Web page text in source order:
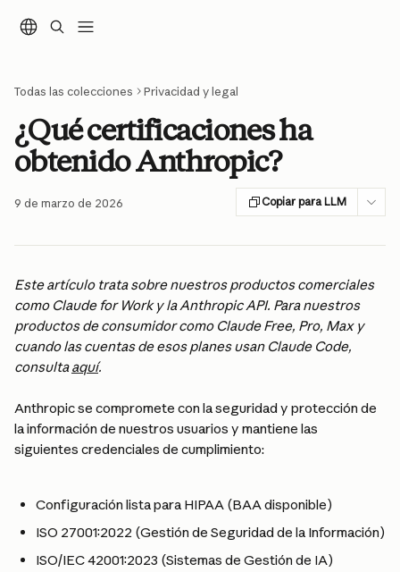
Todas las colecciones Privacidad y legal
¿Qué certificaciones ha
obtenido Anthropic?
9 de marzo de 2026 Copiar para LLM
Este artículo trata sobre nuestros productos comerciales
como Claude for Work y la Anthropic API. Para nuestros
productos de consumidor como Claude Free, Pro, Max y
cuando las cuentas de esos planes usan Claude Code,
consulta aquí.
Anthropic se compromete con la seguridad y protección de
la información de nuestros usuarios y mantiene las
siguientes credenciales de cumplimiento:
Configuración lista para HIPAA (BAA disponible)
ISO 27001:2022 (Gestión de Seguridad de la Información)
ISO/IEC 42001:2023 (Sistemas de Gestión de IA)